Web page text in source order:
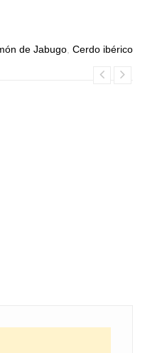
de Jabugo Cerdo ibérico